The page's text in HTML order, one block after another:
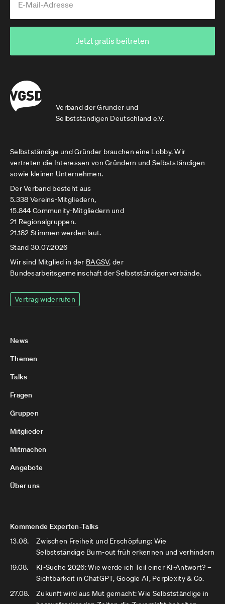
Verband der Gründer und
Selbstständigen Deutschland e.V.
Jetzt gratis beitreten
Selbstständige und Gründer brauchen eine Lobby. Wir
vertreten die Interessen von Gründern und Selbstständigen
sowie kleinen Unternehmen.
Der Verband besteht aus
5.338 Vereins-Mitgliedern,
15.844 Community-Mitgliedern und
21 Regionalgruppen.
21.182 Stimmen werden laut.
Stand 30.07.2026
Wir sind Mitglied in der BAGSV, der
Bundesarbeitsgemeinschaft der Selbstständigenverbände.
Vertrag widerrufen
News
Themen
Talks
Fragen
Gruppen
Mitglieder
Mitmachen
Angebote
Über uns
Kommende Experten-Talks
13.08.
Zwischen Freiheit und Erschöpfung: Wie
Selbstständige Burn-out früh erkennen und verhindern
19.08.
KI-Suche 2026: Wie werde ich Teil einer KI-Antwort? –
Sichtbarkeit in ChatGPT, Google AI, Perplexity & Co.
27.08.
Zukunft wird aus Mut gemacht: Wie Selbstständige in